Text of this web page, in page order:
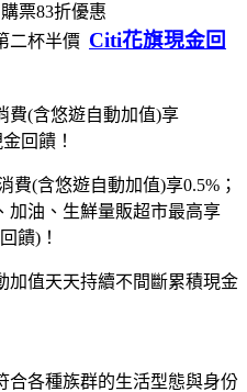
票83折優惠
二杯半價 Citi花旗現金回
費(含悠遊自動加值)享
回饋！
費(含悠遊自動加值)享0.5%；
加油、生鮮量販超市最高享
饋)！
加值天天持續不間斷累積現金
合各種族群的生活型態與身份